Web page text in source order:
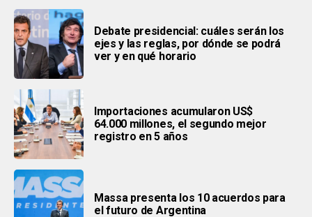
Debate presidencial: cuáles serán los
ejes y las reglas, por dónde se podrá
ver y en qué horario
Importaciones acumularon US$
64.000 millones, el segundo mejor
registro en 5 años
Massa presenta los 10 acuerdos para
el futuro de Argentina